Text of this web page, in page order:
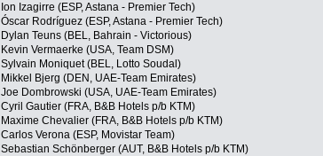
Ion Izagirre (ESP, Astana - Premier Tech)
Óscar Rodríguez (ESP, Astana - Premier Tech)
Dylan Teuns (BEL, Bahrain - Victorious)
Kevin Vermaerke (USA, Team DSM)
Sylvain Moniquet (BEL, Lotto Soudal)
Mikkel Bjerg (DEN, UAE-Team Emirates)
Joe Dombrowski (USA, UAE-Team Emirates)
Cyril Gautier (FRA, B&B Hotels p/b KTM)
Maxime Chevalier (FRA, B&B Hotels p/b KTM)
Carlos Verona (ESP, Movistar Team)
Sebastian Schönberger (AUT, B&B Hotels p/b KTM)